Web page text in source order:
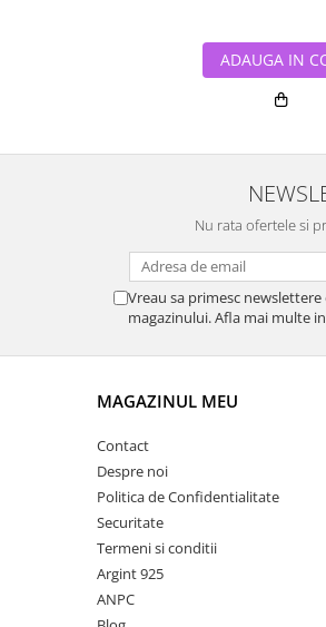
ADAUGA IN
Nu rata ofertele si
Vreau sa primesc
magazinului. Afla mai multe in
MAGAZINUL MEU
Contact
Despre noi
Politica de Confidentialitate
Securitate
Termeni si conditii
Argint 925
ANPC